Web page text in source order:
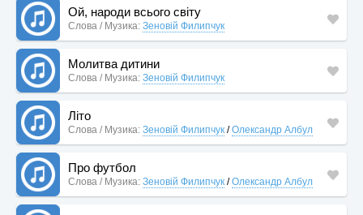
Ой, народи всього світу
Слова / Музика: Зеновій Филипчук
Молитва дитини
Слова / Музика: Зеновій Филипчук
Літо
Слова / Музика: Зеновій Филипчук /Олександр Албул
Про футбол
Слова / Музика: Зеновій Филипчук /Олександр Албул